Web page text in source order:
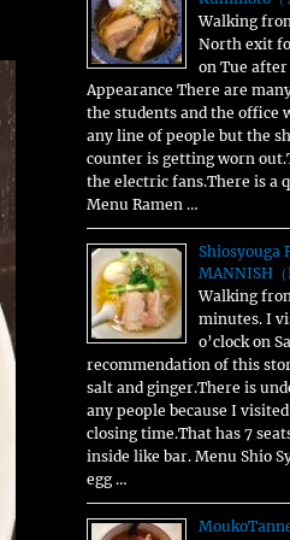
Walking
North exit
on Tue after
Appearance There are
the students and the office
any line of people but the
counter is getting worn
the electric fans.There is a
Menu Ramen …
Shiosyouga
MANNISH（
Walking
minutes. I
o’clock on
recommendation of this
salt and ginger.There is
any people because I
closing time.That has 7
inside like bar. Menu Shio
egg …